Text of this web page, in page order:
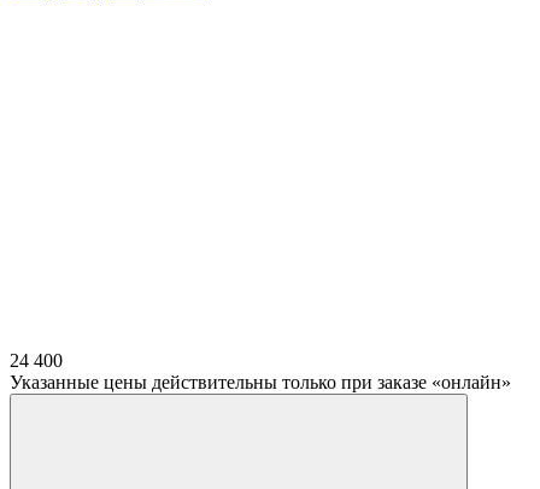
24 400
Указанные цены действительны только при заказе «онлайн»